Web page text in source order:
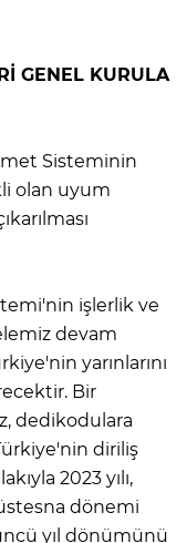
GENEL KURULA
Sisteminin
olan uyum
işlerlik ve
devam
yarınlarını
Bir
dedikodulara
diriliş
2023 yılı,
dönemi
yıl dönümünü